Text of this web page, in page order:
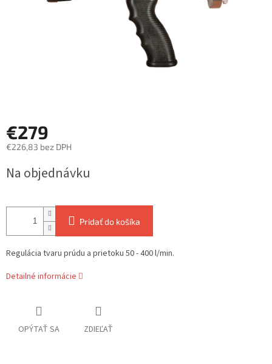
€279
€226,83 bez DPH
cena:
Na objednávku
Pridať do košíka
Regulácia tvaru prúdu a prietoku 50 - 400 l/min.
Detailné informácie
OPÝTAŤ SA ZDIEĽAŤ